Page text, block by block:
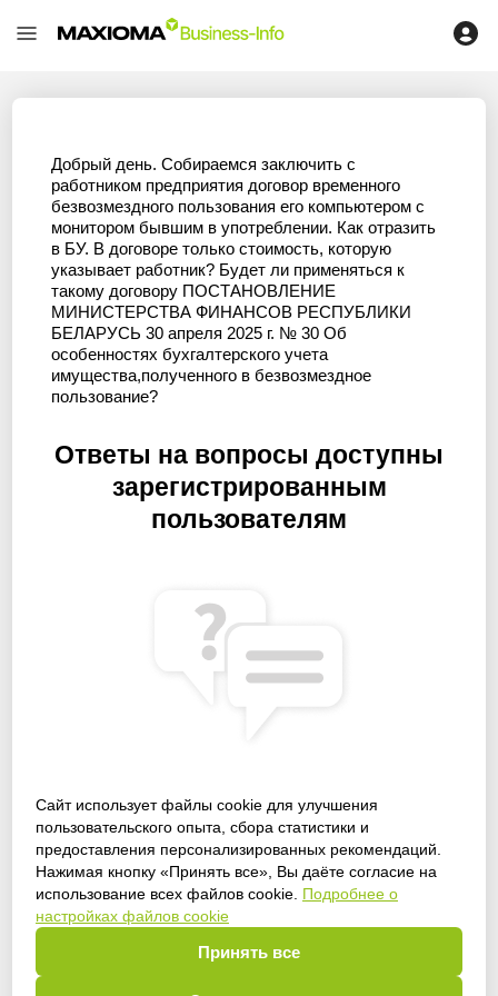
Сайт использует файлы cookie для улучшения
пользовательского опыта, сбора статистики и
предоставления персонализированных рекомендаций.
Нажимая кнопку «Принять все», Вы даёте согласие на
использование всех файлов cookie. Подробнее о
настройках файлов cookie
Принять все
Добрый день. Собираемся заключить с
работником предприятия договор временного
безвозмездного пользования его компьютером с
монитором бывшим в употреблении. Как отразить
в БУ. В договоре только стоимость, которую
указывает работник? Будет ли применяться к
такому договору ПОСТАНОВЛЕНИЕ
МИНИСТЕРСТВА ФИНАНСОВ РЕСПУБЛИКИ
БЕЛАРУСЬ 30 апреля 2025 г. № 30 Об
особенностях бухгалтерского учета
имущества,полученного в безвозмездное
пользование?
Ответы на вопросы доступны
зарегистрированным
пользователям
Получить доступ